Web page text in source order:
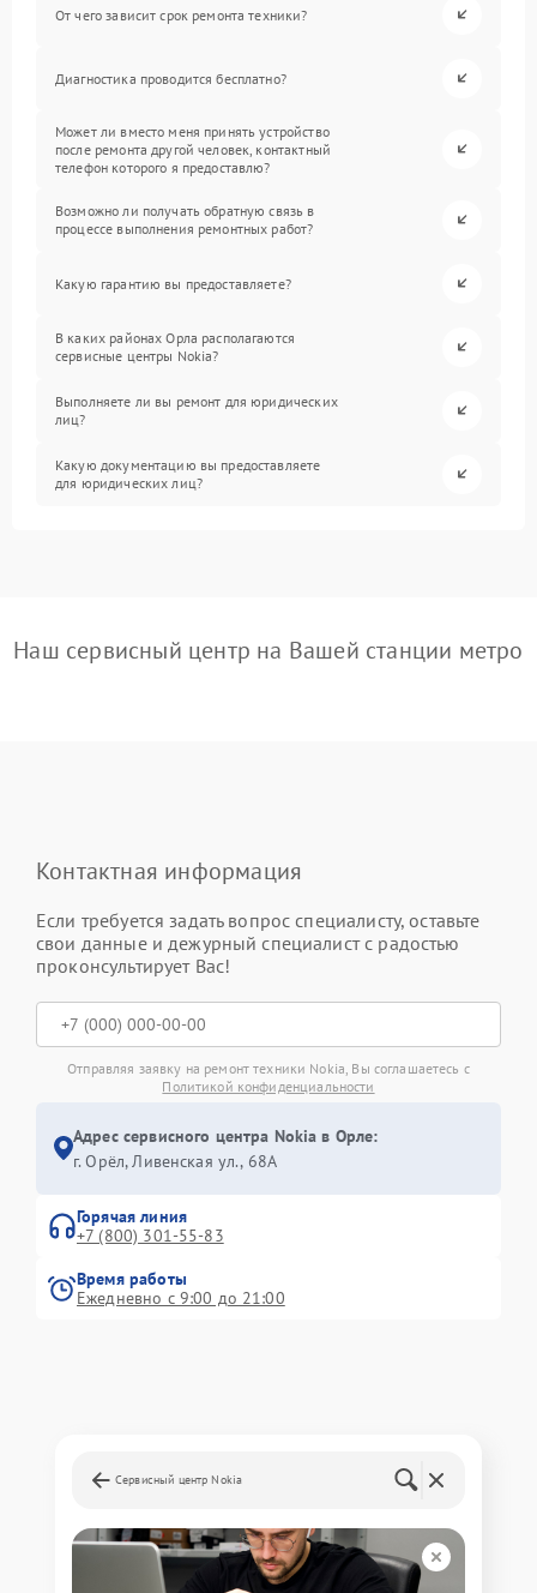
От чего зависит срок ремонта техники?
Диагностика проводится бесплатно?
Может ли вместо меня принять устройство
после ремонта другой человек, контактный
телефон которого я предоставлю?
Возможно ли получать обратную связь в
процессе выполнения ремонтных работ?
Какую гарантию вы предоставляете?
В каких районах Орла располагаются
сервисные центры Nokia?
Выполняете ли вы ремонт для юридических
лиц?
Какую документацию вы предоставляете
для юридических лиц?
Наш сервисный центр на Вашей станции метро
Контактная информация
Если требуется задать вопрос специалисту, оставьте
свои данные и дежурный специалист с радостью
проконсультирует Вас!
Отправляя заявку на ремонт техники Nokia, Вы соглашаетесь с
Политикой конфиденциальности
Адрес сервисного центра Nokia в Орле:
г. Орёл, Ливенская ул., 68А
Горячая линия
+7 (800) 301-55-83
Время работы
Ежедневно с 9:00 до 21:00
Сервисный центр Nokia